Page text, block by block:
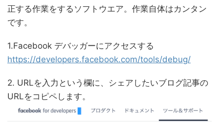
正する作業をするソフトウエア。作業自体はカンタン
です。
1.Facebook デバッガーにアクセスする
https://developers.facebook.com/tools/debug/
2. URLを入力という欄に、シェアしたいブログ記事の
URLをコピペします。